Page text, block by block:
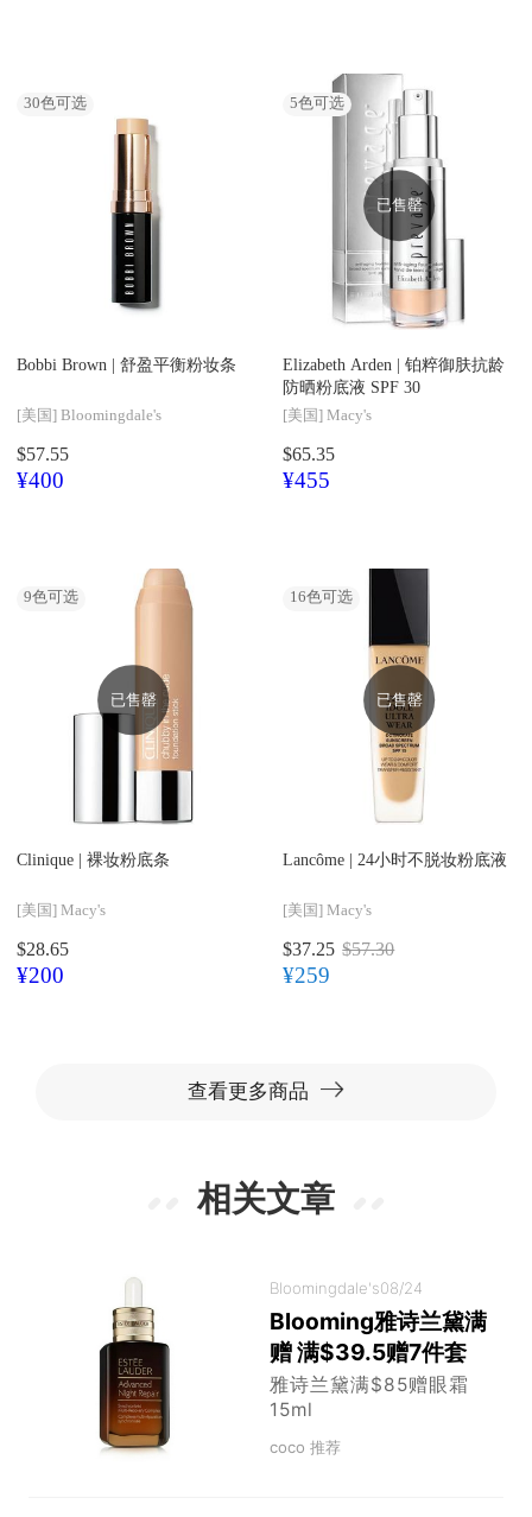
30色可选
Bobbi Brown | 舒盈平衡粉妆条
[美国] Bloomingdale's
$57.55
¥400
5色可选
已售罄
Elizabeth Arden | 铂粹御肤抗龄
防晒粉底液 SPF 30
[美国] Macy's
$65.35
¥455
9色可选
已售罄
Clinique | 裸妆粉底条
[美国] Macy's
$28.65
¥200
16色可选
已售罄
Lancôme | 24小时不脱妆粉底液
[美国] Macy's
$37.25 $57.30
¥259
查看更多商品
相关文章
Bloomingdale's08/24
Blooming雅诗兰黛满
赠 满$39.5赠7件套
雅诗兰黛满$85赠眼霜
15ml
coco 推荐